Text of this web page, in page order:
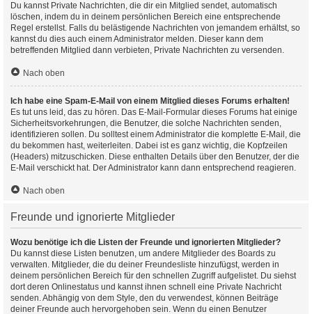
Du kannst Private Nachrichten, die dir ein Mitglied sendet, automatisch
löschen, indem du in deinem persönlichen Bereich eine entsprechende
Regel erstellst. Falls du belästigende Nachrichten von jemandem erhältst, so
kannst du dies auch einem Administrator melden. Dieser kann dem
betreffenden Mitglied dann verbieten, Private Nachrichten zu versenden.
Nach oben
Ich habe eine Spam-E-Mail von einem Mitglied dieses Forums erhalten!
Es tut uns leid, das zu hören. Das E-Mail-Formular dieses Forums hat einige
Sicherheitsvorkehrungen, die Benutzer, die solche Nachrichten senden,
identifizieren sollen. Du solltest einem Administrator die komplette E-Mail, die
du bekommen hast, weiterleiten. Dabei ist es ganz wichtig, die Kopfzeilen
(Headers) mitzuschicken. Diese enthalten Details über den Benutzer, der die
E-Mail verschickt hat. Der Administrator kann dann entsprechend reagieren.
Nach oben
Freunde und ignorierte Mitglieder
Wozu benötige ich die Listen der Freunde und ignorierten Mitglieder?
Du kannst diese Listen benutzen, um andere Mitglieder des Boards zu
verwalten. Mitglieder, die du deiner Freundesliste hinzufügst, werden in
deinem persönlichen Bereich für den schnellen Zugriff aufgelistet. Du siehst
dort deren Onlinestatus und kannst ihnen schnell eine Private Nachricht
senden. Abhängig von dem Style, den du verwendest, können Beiträge
deiner Freunde auch hervorgehoben sein. Wenn du einen Benutzer